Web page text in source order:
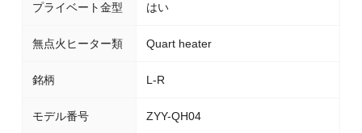
プライベート金型 はい
無点火ヒーター類 Quart heater
銘柄 L-R
モデル番号 ZYY-QH04